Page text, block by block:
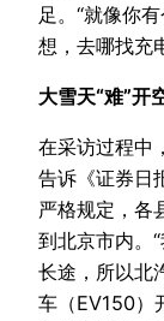
足。“就像你
想，去哪找充
大雪天“难”开
在采访过程中
告诉《证券日
严格规定，各
到北京市内。
长途，所以北
车（EV150）